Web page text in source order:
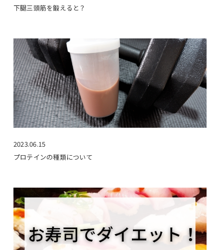
下腿三頭筋を鍛えると？
2023.06.15
プロテインの種類について